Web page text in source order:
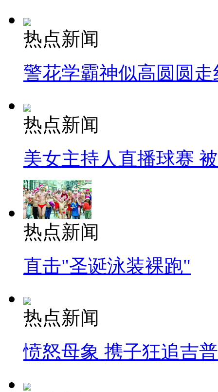
热点新闻
警花学霸神似高圆圆走
热点新闻
美女主持人直播球赛
热点新闻
直击"圣诞泳装裸跑"
热点新闻
愤怒母象 携子狂追吉